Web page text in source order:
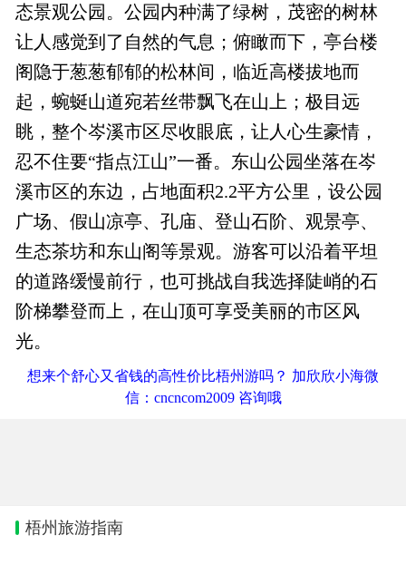
态景观公园。公园内种满了绿树，茂密的树林
让人感觉到了自然的气息；俯瞰而下，亭台楼
阁隐于葱葱郁郁的松林间，临近高楼拔地而
起，蜿蜒山道宛若丝带飘飞在山上；极目远
眺，整个岑溪市区尽收眼底，让人心生豪情，
忍不住要“指点江山”一番。东山公园坐落在岑
溪市区的东边，占地面积2.2平方公里，设公园
广场、假山凉亭、孔庙、登山石阶、观景亭、
生态茶坊和东山阁等景观。游客可以沿着平坦
的道路缓慢前行，也可挑战自我选择陡峭的石
阶梯攀登而上，在山顶可享受美丽的市区风
光。
想来个舒心又省钱的高性价比梧州游吗？ 加欣欣小海微
信：cncncom2009 咨询哦
梧州旅游指南